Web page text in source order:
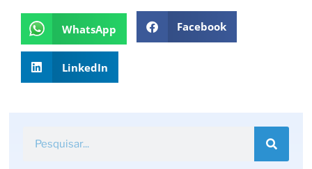
WhatsApp Facebook
LinkedIn